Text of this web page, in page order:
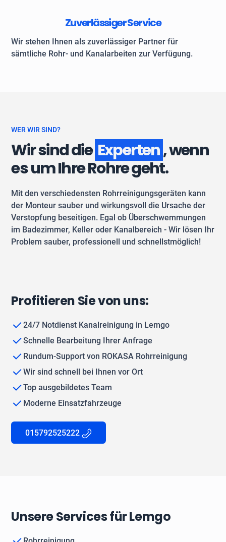
Zuverlässiger Service
Wir stehen Ihnen als zuverlässiger Partner für
sämtliche Rohr- und Kanalarbeiten zur Verfügung.
WER WIR SIND?
Wir sind die Experten, wenn
es um Ihre Rohre geht.
Mit den verschiedensten Rohrreinigungsgeräten kann
der Monteur sauber und wirkungsvoll die Ursache der
Verstopfung beseitigen. Egal ob Überschwemmungen
im Badezimmer, Keller oder Kanalbereich - Wir lösen Ihr
Problem sauber, professionell und schnellstmöglich!
Profitieren Sie von uns:
24/7 Notdienst Kanalreinigung in Lemgo
Schnelle Bearbeitung Ihrer Anfrage
Rundum-Support von ROKASA Rohrreinigung
Wir sind schnell bei Ihnen vor Ort
Top ausgebildetes Team
Moderne Einsatzfahrzeuge
015792525222
Unsere Services für Lemgo